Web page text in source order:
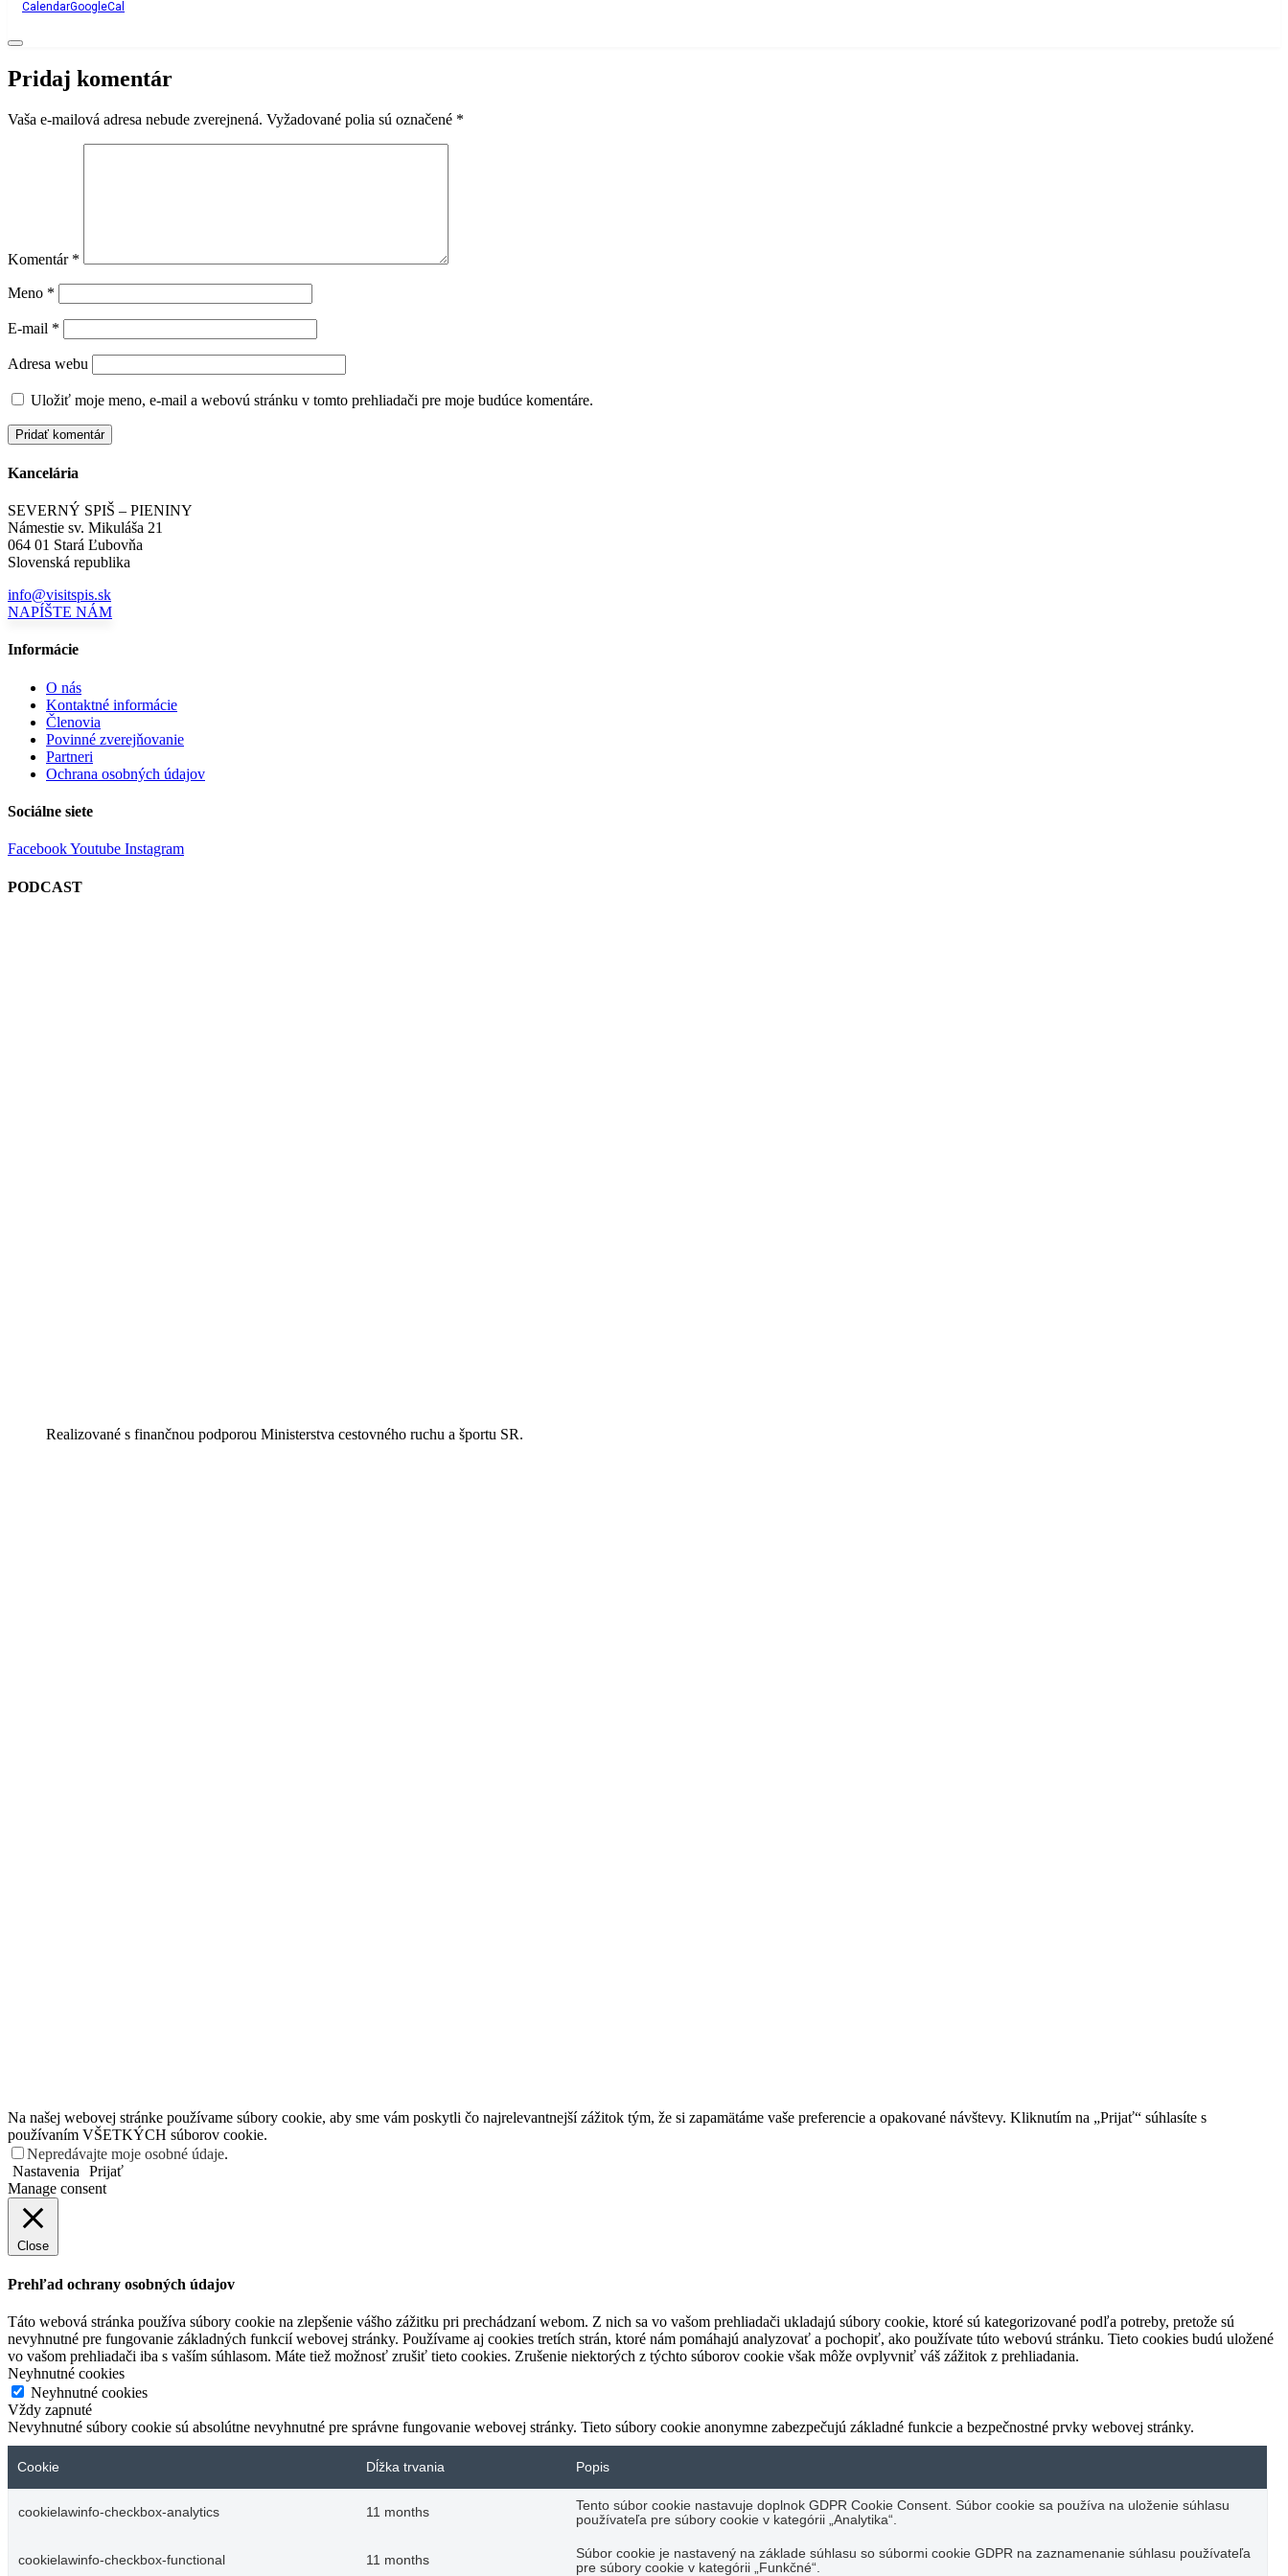
CalendarGoogleCal
Pridaj komentár
Vaša e-mailová adresa nebude zverejnená. Vyžadované polia sú označené *
Komentár *
Meno *
E-mail *
Adresa webu
Uložiť moje meno, e-mail a webovú stránku v tomto prehliadači pre moje budúce komentáre.
Kancelária
SEVERNÝ SPIŠ – PIENINY
Námestie sv. Mikuláša 21
064 01 Stará Ľubovňa
Slovenská republika
info@visitspis.sk
NAPÍŠTE NÁM
Informácie
O nás
Kontaktné informácie
Členovia
Povinné zverejňovanie
Partneri
Ochrana osobných údajov
Sociálne siete
FacebookYoutube Instagram
PODCAST
Realizované s finančnou podporou Ministerstva cestovného ruchu a športu SR.
Na našej webovej stránke používame súbory cookie, aby sme vám poskytli čo najrelevantnejší zážitok tým, že si zapamätáme vaše preferencie a opakované návštevy. Kliknutím na „Prijať“ súhlasíte s
používaním VŠETKÝCH súborov cookie.
Nepredávajte moje osobné údaje.
Nastavenia
Prijať
Manage consent
Close
Prehľad ochrany osobných údajov
Táto webová stránka používa súbory cookie na zlepšenie vášho zážitku pri prechádzaní webom. Z nich sa vo vašom prehliadači ukladajú súbory cookie, ktoré sú kategorizované podľa potreby, pretože sú
nevyhnutné pre fungovanie základných funkcií webovej stránky. Používame aj cookies tretích strán, ktoré nám pomáhajú analyzovať a pochopiť, ako používate túto webovú stránku. Tieto cookies budú uložené
vo vašom prehliadači iba s vaším súhlasom. Máte tiež možnosť zrušiť tieto cookies. Zrušenie niektorých z týchto súborov cookie však môže ovplyvniť váš zážitok z prehliadania.
Neyhnutné cookies
Neyhnutné cookies
Vždy zapnuté
Nevyhnutné súbory cookie sú absolútne nevyhnutné pre správne fungovanie webovej stránky. Tieto súbory cookie anonymne zabezpečujú základné funkcie a bezpečnostné prvky webovej stránky.
Cookie Dĺžka trvania Popis
cookielawinfo-checkbox-analytics 11 months
Tento súbor cookie nastavuje doplnok GDPR Cookie Consent. Súbor cookie sa používa na uloženie súhlasu
používateľa pre súbory cookie v kategórii „Analytika“.
cookielawinfo-checkbox-functional 11 months
Súbor cookie je nastavený na základe súhlasu so súbormi cookie GDPR na zaznamenanie súhlasu používateľa
pre súbory cookie v kategórii „Funkčné“.